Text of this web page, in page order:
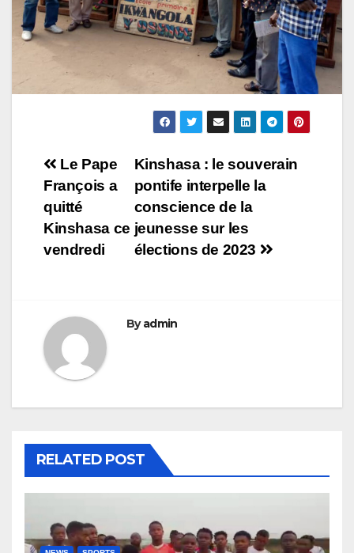
Navigation
de
l’article
Kinshasa : le souverain
pontife interpelle la
conscience de la
jeunesse sur les
élections de 2023
Le Pape
François a
quitté
Kinshasa ce
vendredi
Byadmin
RELATED POST